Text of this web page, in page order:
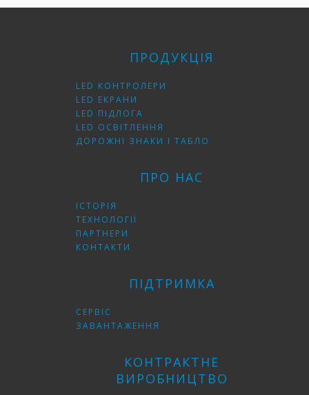
ПРОДУКЦІЯ
LED КОНТРОЛЕРИ
LED ЕКРАНИ
LED ПІДЛОГА
LED ОСВІТЛЕННЯ
ДОРОЖНІ ЗНАКИ І ТАБЛО
ПРО НАС
ІСТОРІЯ
ТЕХНОЛОГІЇ
ПАРТНЕРИ
КОНТАКТИ
ПІДТРИМКА
СЕРВІС
ЗАВАНТАЖЕННЯ
КОНТРАКТНЕ
ВИРОБНИЦТВО